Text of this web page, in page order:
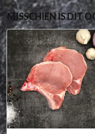
MISSCHIEN IS DIT